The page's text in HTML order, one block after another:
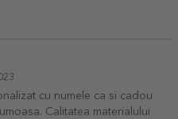
cu numele ca si cadou
Calitatea materialului